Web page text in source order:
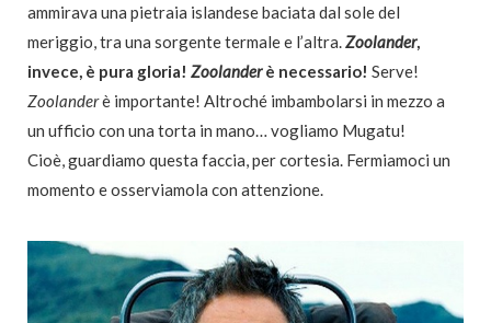
ammirava una pietraia islandese baciata dal sole del
meriggio, tra una sorgente termale e l’altra.Zoolander,
invece, è pura gloria! Zoolanderè necessario! Serve!
Zoolanderè importante! Altroché imbambolarsi in mezzo a
un ufficio con una torta in mano… vogliamo Mugatu!
Cioè, guardiamo questa faccia, per cortesia. Fermiamoci un
momento e osserviamola con attenzione.